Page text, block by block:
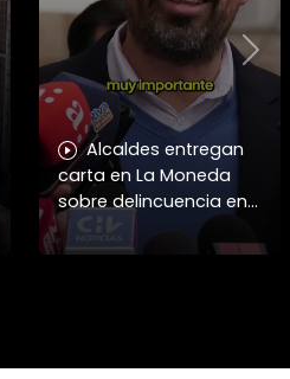
Alcaldes entregan
carta en La Moneda
sobre delincuencia en
menores